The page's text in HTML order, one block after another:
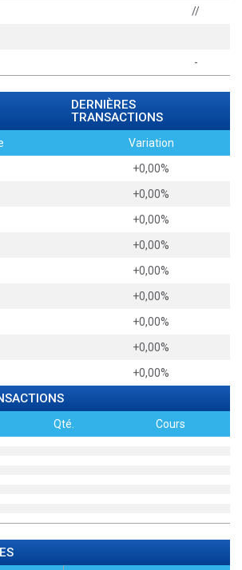
//
-
DERNIÈRES
TRANSACTIONS
Variation
+0,00%
+0,00%
+0,00%
+0,00%
+0,00%
+0,00%
+0,00%
+0,00%
+0,00%
Qté. Cours